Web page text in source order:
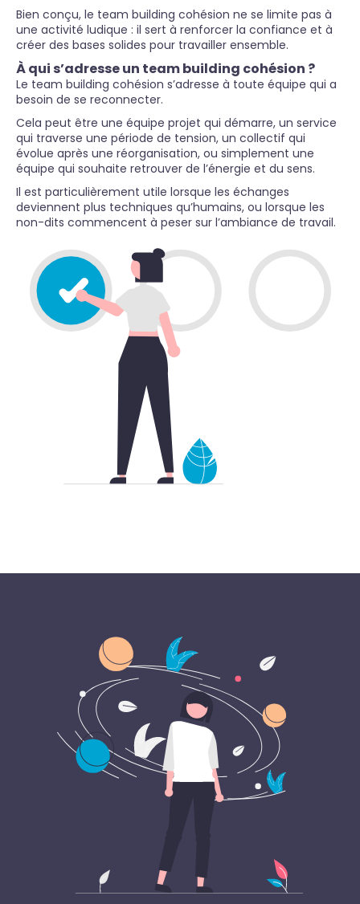
Bien conçu, le team building cohésion ne se limite pas à
une activité ludique : il sert à renforcer la confiance et à
créer des bases solides pour travailler ensemble.
À qui s’adresse un team building cohésion ?
Le team building cohésion s’adresse à toute équipe qui a
besoin de se reconnecter.
Cela peut être une équipe projet qui démarre, un service
qui traverse une période de tension, un collectif qui
évolue après une réorganisation, ou simplement une
équipe qui souhaite retrouver de l’énergie et du sens.
Il est particulièrement utile lorsque les échanges
deviennent plus techniques qu’humains, ou lorsque les
non-dits commencent à peser sur l’ambiance de travail.